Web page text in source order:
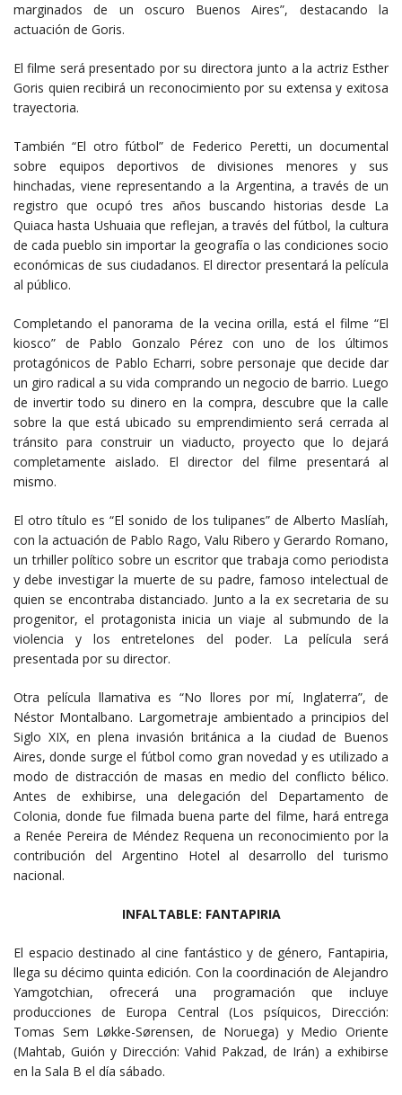
marginados de un oscuro Buenos Aires”, destacando la
actuación de Goris.
El filme será presentado por su directora junto a la actriz Esther
Goris quien recibirá un reconocimiento por su extensa y exitosa
trayectoria.
También “El otro fútbol” de Federico Peretti, un documental
sobre equipos deportivos de divisiones menores y sus
hinchadas, viene representando a la Argentina, a través de un
registro que ocupó tres años buscando historias desde La
Quiaca hasta Ushuaia que reflejan, a través del fútbol, la cultura
de cada pueblo sin importar la geografía o las condiciones socio
económicas de sus ciudadanos. El director presentará la película
al público.
Completando el panorama de la vecina orilla, está el filme “El
kiosco” de Pablo Gonzalo Pérez con uno de los últimos
protagónicos de Pablo Echarri, sobre personaje que decide dar
un giro radical a su vida comprando un negocio de barrio. Luego
de invertir todo su dinero en la compra, descubre que la calle
sobre la que está ubicado su emprendimiento será cerrada al
tránsito para construir un viaducto, proyecto que lo dejará
completamente aislado. El director del filme presentará al
mismo.
El otro título es “El sonido de los tulipanes” de Alberto Maslíah,
con la actuación de Pablo Rago, Valu Ribero y Gerardo Romano,
un trhiller político sobre un escritor que trabaja como periodista
y debe investigar la muerte de su padre, famoso intelectual de
quien se encontraba distanciado. Junto a la ex secretaria de su
progenitor, el protagonista inicia un viaje al submundo de la
violencia y los entretelones del poder. La película será
presentada por su director.
Otra película llamativa es “No llores por mí, Inglaterra”, de
Néstor Montalbano. Largometraje ambientado a principios del
Siglo XIX, en plena invasión británica a la ciudad de Buenos
Aires, donde surge el fútbol como gran novedad y es utilizado a
modo de distracción de masas en medio del conflicto bélico.
Antes de exhibirse, una delegación del Departamento de
Colonia, donde fue filmada buena parte del filme, hará entrega
a Renée Pereira de Méndez Requena un reconocimiento por la
contribución del Argentino Hotel al desarrollo del turismo
nacional.
INFALTABLE: FANTAPIRIA
El espacio destinado al cine fantástico y de género, Fantapiria,
llega su décimo quinta edición. Con la coordinación de Alejandro
Yamgotchian, ofrecerá una programación que incluye
producciones de Europa Central (Los psíquicos, Dirección:
Tomas Sem Løkke-Sørensen, de Noruega) y Medio Oriente
(Mahtab, Guión y Dirección: Vahid Pakzad, de Irán) a exhibirse
en la Sala B el día sábado.